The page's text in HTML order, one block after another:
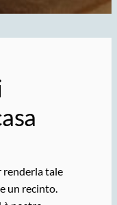
renderla tale
un recinto.